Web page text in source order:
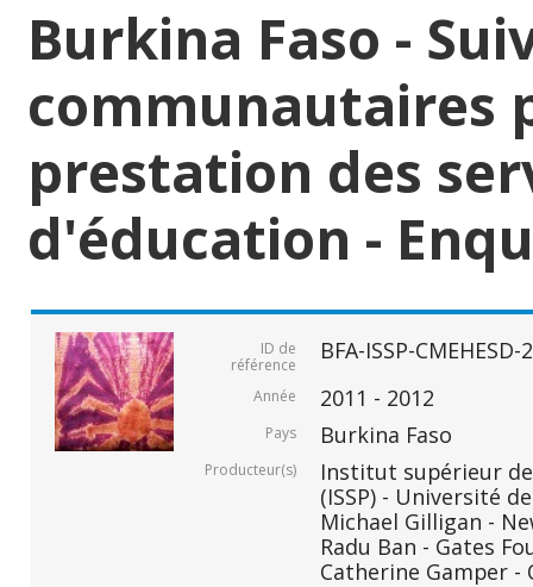
Burkina Faso -
communautaires
prestation des
d'éducation -
ID de
référence
BFA-ISSP-
Année 2011 - 2012
Pays Burkina Faso
Producteur(s)
Institut supérieur
(ISSP) - Université
Michael Gilligan -
Radu Ban - Gates
Catherine Gamper